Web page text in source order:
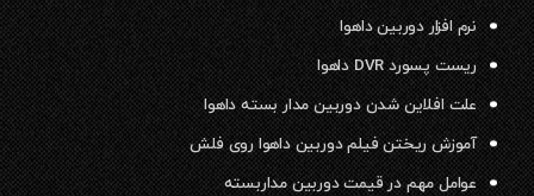
نرم افزار دوربین داهوا
ریست پسورد DVR داهوا
علت افلاین شدن دوربین مدار بسته داهوا
آموزش ریختن فیلم دوربین داهوا روی فلش
عوامل مهم در قیمت دوربین مداربسته